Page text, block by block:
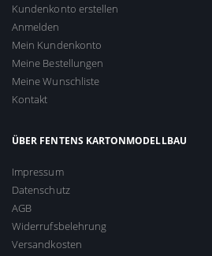
Kundenkonto erstellen
Anmelden
Mein Kundenkonto
Meine Bestellungen
Meine Wunschliste
Kontakt
ÜBER FENTENS KARTONMODELLBAU
Impressum
Datenschutz
AGB
Widerrufsbelehrung
Versandkosten